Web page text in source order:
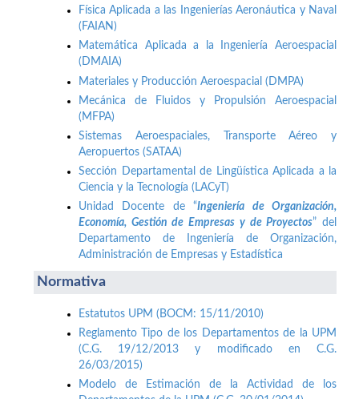
Física Aplicada a las Ingenierías Aeronáutica y Naval
(FAIAN)
Matemática Aplicada a la Ingeniería Aeroespacial
(DMAIA)
Materiales y Producción Aeroespacial (DMPA)
Mecánica de Fluidos y Propulsión Aeroespacial
(MFPA)
Sistemas Aeroespaciales, Transporte Aéreo y
Aeropuertos (SATAA)
Sección Departamental de Lingüística Aplicada a la
Ciencia y la Tecnología (LACyT)
Unidad Docente de “Ingeniería de Organización,
Economía, Gestión de Empresas y de Proyectos” del
Departamento de Ingeniería de Organización,
Administración de Empresas y Estadística
Normativa
Estatutos UPM (BOCM: 15/11/2010)
Reglamento Tipo de los Departamentos de la UPM
(C.G. 19/12/2013 y modificado en C.G.
26/03/2015)
Modelo de Estimación de la Actividad de los